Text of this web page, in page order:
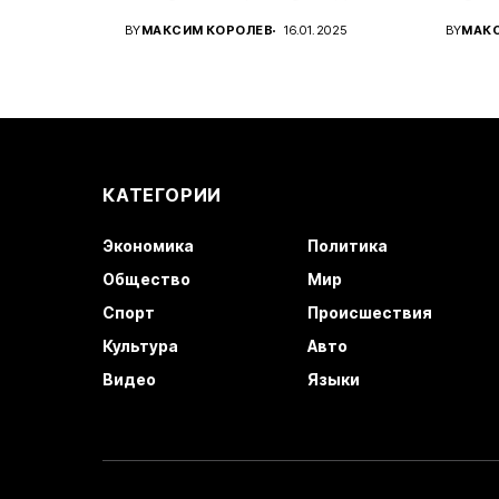
Украины...
BYМАКСИМ КОРОЛЕВ 16.01.2025 BY
КАТЕГОРИИ
Экономика
Политика
Общество
Мир
Спорт
Происшествия
Культура
Авто
Видео
Языки